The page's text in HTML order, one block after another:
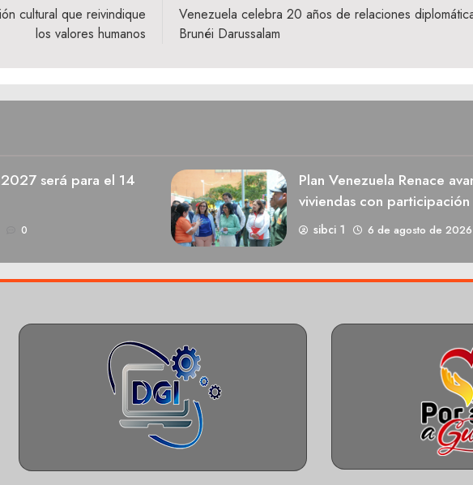
cultural que reivindique
los valores humanos
Venezuela celebra 20 años de relaciones
Brunéi Darussalam
será para el 14
0
Plan Venezuela Renace
viviendas con
sibci 1 6 de agosto de 2026